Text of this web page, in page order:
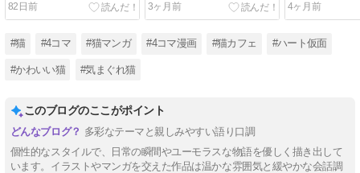
82日前 3ヶ月前 4ヶ月前
#猫 #4コマ #猫マンガ #4コマ漫画 #猫カフェ #ハート仮面
#かわいい猫 #気まぐれ猫
このブログのここがポイント
多彩なテーマと親しみやすい語り口調
個性的なスタイルで、日常の瞬間やユーモラスな物語を優しく描き出して
います。イラストやマンガを交えた作品は温かな雰囲気と緩やかな会話調